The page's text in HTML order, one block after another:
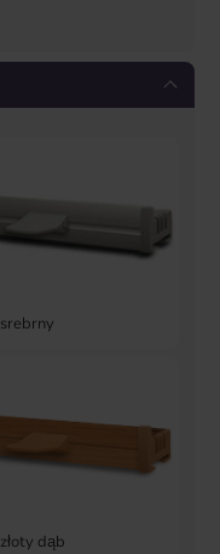
srebrny
złoty dąb